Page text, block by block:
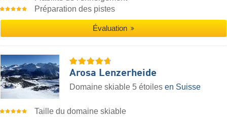
Préparation des pistes
Évaluation
Arosa Lenzerheide
Domaine skiable 5 étoiles en Suisse
Taille du domaine skiable